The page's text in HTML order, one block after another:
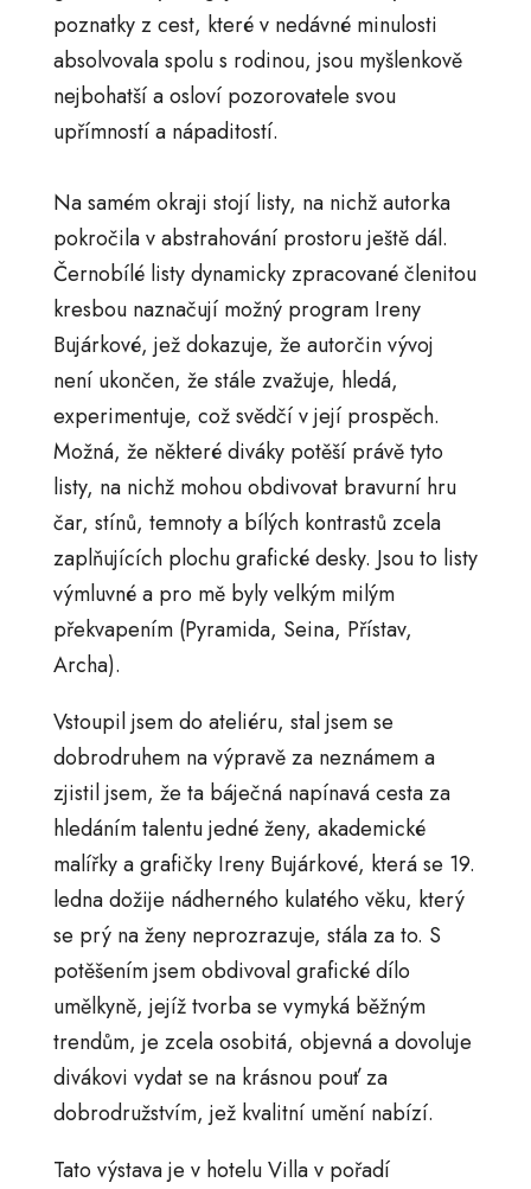
poznatky z cest, které v nedávné minulosti
absolvovala spolu s rodinou, jsou myšlenkově
nejbohatší a osloví pozorovatele svou
upřímností a nápaditostí.
Na samém okraji stojí listy, na nichž autorka
pokročila v abstrahování prostoru ještě dál.
Černobílé listy dynamicky zpracované členitou
kresbou naznačují možný program Ireny
Bujárkové, jež dokazuje, že autorčin vývoj
není ukončen, že stále zvažuje, hledá,
experimentuje, což svědčí v její prospěch.
Možná, že některé diváky potěší právě tyto
listy, na nichž mohou obdivovat bravurní hru
čar, stínů, temnoty a bílých kontrastů zcela
zaplňujících plochu grafické desky. Jsou to listy
výmluvné a pro mě byly velkým milým
překvapením (Pyramida, Seina, Přístav,
Archa).
Vstoupil jsem do ateliéru, stal jsem se
dobrodruhem na výpravě za neznámem a
zjistil jsem, že ta báječná napínavá cesta za
hledáním talentu jedné ženy, akademické
malířky a grafičky Ireny Bujárkové, která se 19.
ledna dožije nádherného kulatého věku, který
se prý na ženy neprozrazuje, stála za to. S
potěšením jsem obdivoval grafické dílo
umělkyně, jejíž tvorba se vymyká běžným
trendům, je zcela osobitá, objevná a dovoluje
divákovi vydat se na krásnou pouť za
dobrodružstvím, jež kvalitní umění nabízí.
Tato výstava je v hotelu Villa v pořadí